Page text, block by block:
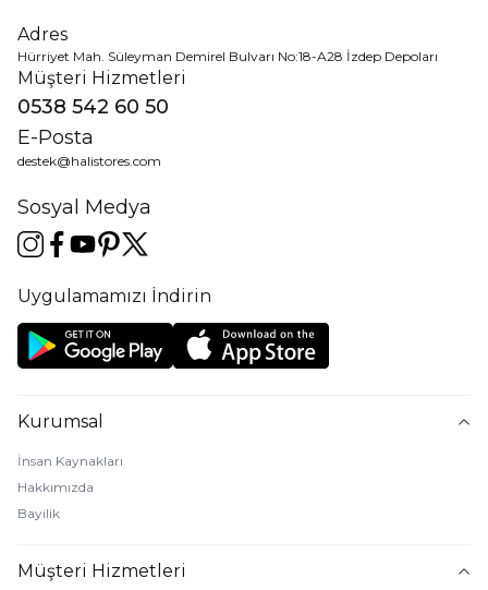
Adres
Hürriyet Mah. Süleyman Demirel Bulvarı No:18-A28 İzdep Depoları
Müşteri Hizmetleri
0538 542 60 50
E-Posta
destek@halistores.com
Sosyal Medya
Uygulamamızı İndirin
Kurumsal
İnsan Kaynakları
Hakkımızda
Bayilik
Müşteri Hizmetleri